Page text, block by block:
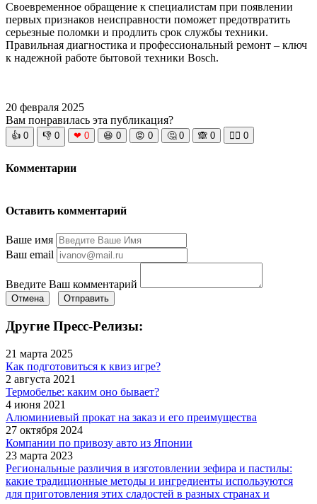
Своевременное обращение к специалистам при появлении
первых признаков неисправности поможет предотвратить
серьезные поломки и продлить срок службы техники.
Правильная диагностика и профессиональный ремонт – ключ
к надежной работе бытовой техники Bosch.
20 февраля 2025
Вам понравилась эта публикация?
👍 0 👎 0 ❤ 0 😆 0 😡 0 🤔 0 🙈 0 🧘‍♀️ 0
Комментарии
Оставить комментарий
Ваше имя
Ваш email
Введите Ваш комментарий
Отмена Отправить
Другие Пресс-Релизы:
21 марта 2025
Как подготовиться к квиз игре?
2 августа 2021
Термобелье: каким оно бывает?
4 июня 2021
Алюминиевый прокат на заказ и его преимущества
27 октября 2024
Компании по привозу авто из Японии
23 марта 2023
Региональные различия в изготовлении зефира и пастилы:
какие традиционные методы и ингредиенты используются
для приготовления этих сладостей в разных странах и